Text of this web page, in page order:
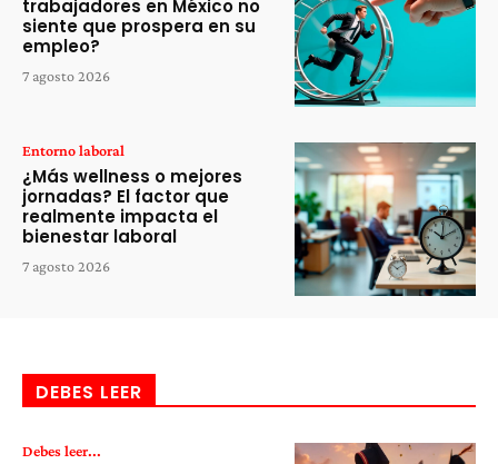
trabajadores en México no
siente que prospera en su
empleo?
7 agosto 2026
Entorno laboral
¿Más wellness o mejores
jornadas? El factor que
realmente impacta el
bienestar laboral
7 agosto 2026
DEBES LEER
Debes leer...